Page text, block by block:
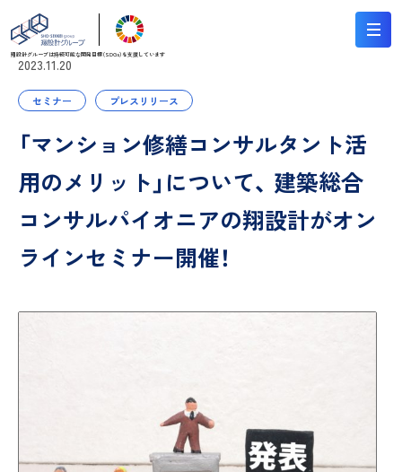
翔設計グループは持続可能な開発目標（SDGs）を支援しています
2023.11.20
「マンション修繕コンサルタント活
用のメリット」について、 建築総合
コンサルパイオニアの翔設計がオン
ラインセミナー開催！
セミナー プレスリリース